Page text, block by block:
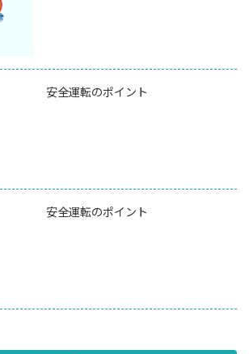
安全運転のポイント
安全運転のポイント